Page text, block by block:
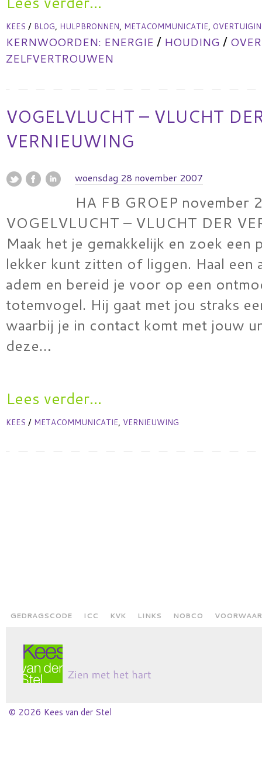
KEES / BLOG, HULPBRONNEN, METACOMMUNICATIE,
KERNWOORDEN: ENERGIE / HOUDING /
ZELFVERTROUWEN
VOGELVLUCHT – VLUCHT
VERNIEUWING
woensdag 28 november 2007
HA FB GROEP november
VOGELVLUCHT – VLUCHT DER
Maak het je gemakkelijk en zoek een
lekker kunt zitten of liggen. Haal een
adem en bereid je voor op een
totemvogel. Hij gaat met jou straks
waarbij je in contact komt met jouw
deze…
Lees verder...
KEES / METACOMMUNICATIE, VERNIEUWING
GEDRAGSCODE ICC KVK LINKS NOBCO
© 2026 Kees van der Stel